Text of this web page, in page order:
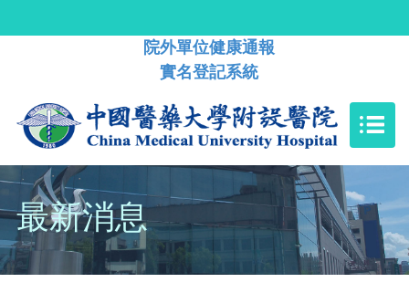
院外單位健康通報
實名登記系統
最新消息